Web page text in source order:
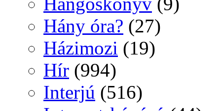
Hány óra? (27)
Házimozi (19)
Hír (994)
Interjú (516)